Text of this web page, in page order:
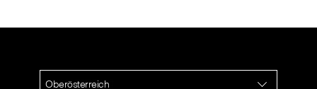
Oberösterreich